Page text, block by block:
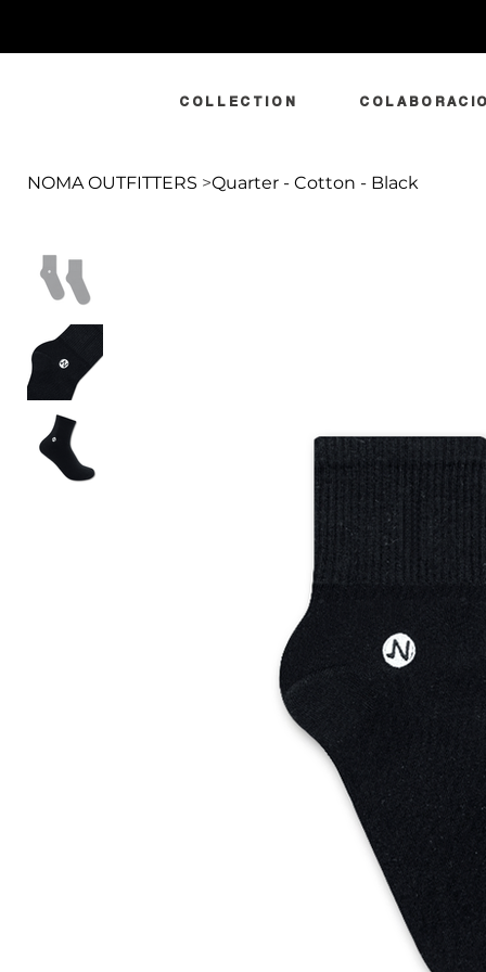
COLLECTION
NOMA OUTFITTERS >Quarter - Cotton - Black